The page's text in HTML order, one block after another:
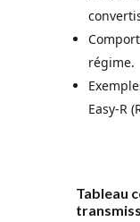
régime.
Easy-R
Tableau